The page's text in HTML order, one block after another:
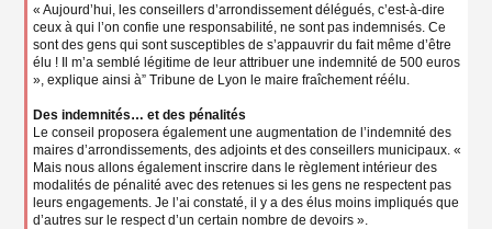
« Aujourd’hui, les conseillers d’arrondissement délégués, c’est-à-dire
ceux à qui l’on confie une responsabilité, ne sont pas indemnisés. Ce
sont des gens qui sont susceptibles de s’appauvrir du fait même d’être
élu ! Il m’a semblé légitime de leur attribuer une indemnité de 500 euros
», explique ainsi à” Tribune de Lyon le maire fraîchement réélu.
Des indemnités… et des pénalités
Le conseil proposera également une augmentation de l’indemnité des
maires d’arrondissements, des adjoints et des conseillers municipaux. «
Mais nous allons également inscrire dans le règlement intérieur des
modalités de pénalité avec des retenues si les gens ne respectent pas
leurs engagements. Je l’ai constaté, il y a des élus moins impliqués que
d’autres sur le respect d’un certain nombre de devoirs ».